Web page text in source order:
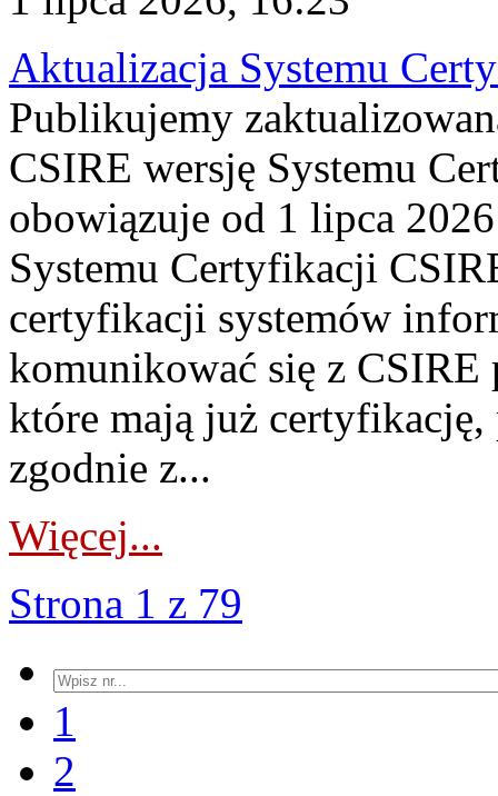
Aktualizacja Systemu
Publikujemy
CSIRE wersję Systemu
obowiązuje od 1 lipca
Systemu Certyfikacji
certyfikacji systemów
komunikować się z
które mają już
zgodnie z...
Więcej...
Strona 1 z 79
1
2